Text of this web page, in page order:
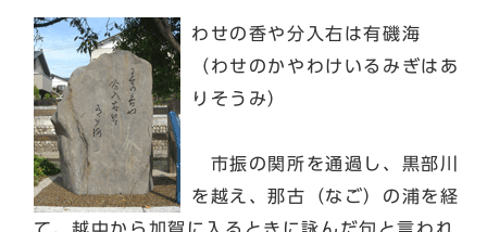
わせの香や分入右は有磯海
（わせのかやわけいるみぎはあ
りそうみ）
市振の関所を通過し、黒部川
を越え、那古（なご）の浦を経